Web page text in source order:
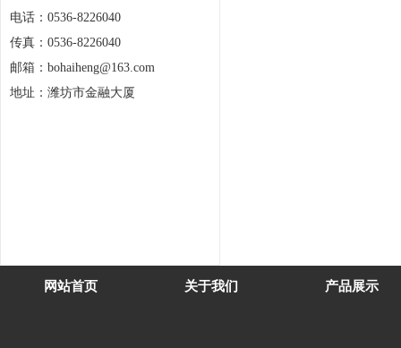
电话：0536-8226040
传真：0536-8226040
邮箱：bohaiheng@163.com
地址：潍坊市金融大厦
网站首页 关于我们 产品展示